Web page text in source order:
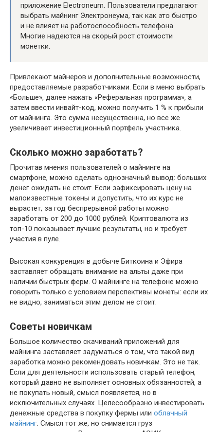
приложение Electroneum. Пользователи предлагают
выбрать майнинг Электронеума, так как это быстро
и не влияет на работоспособность телефона.
Многие надеются на скорый рост стоимости
монетки.
Привлекают майнеров и дополнительные возможности,
предоставляемые разработчиками. Если в меню выбрать
«Больше», далее нажать «Реферальная программа», а
затем ввести инвайт-код, можно получить 1 % к прибыли
от майнинга. Это сумма несущественна, но все же
увеличивает инвестиционный портфель участника.
Сколько можно заработать?
Прочитав мнения пользователей о майнинге на
смартфоне, можно сделать однозначный вывод: больших
денег ожидать не стоит. Если зафиксировать цену на
малоизвестные токены и допустить, что их курс не
вырастет, за год беспрерывной работы можно
заработать от 200 до 1000 рублей. Криптовалюта из
топ-10 показывает лучшие результаты, но и требует
участия в пуле.
Высокая конкуренция в добыче Биткоина и Эфира
заставляет обращать внимание на альты даже при
наличии быстрых ферм. О майнинге на телефоне можно
говорить только с условием перспективы монеты: если их
не видно, заниматься этим делом не стоит.
Советы новичкам
Большое количество скачиваний приложений для
майнинга заставляет задуматься о том, что такой вид
заработка можно рекомендовать новичкам. Это не так.
Если для деятельности использовать старый телефон,
который давно не выполняет основных обязанностей, а
не покупать новый, смысл появляется, но в
исключительных случаях. Целесообразно инвестировать
денежные средства в покупку фермы или облачный
майнинг . Смысл тот же, но снимается груз